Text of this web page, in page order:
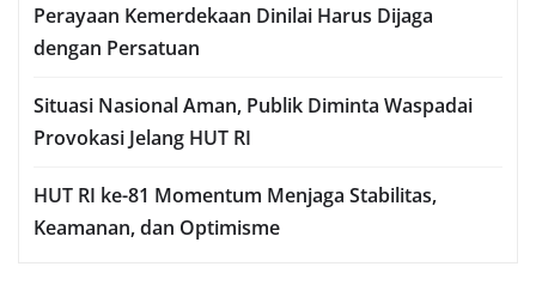
Perayaan Kemerdekaan Dinilai Harus Dijaga
dengan Persatuan
Situasi Nasional Aman, Publik Diminta Waspadai
Provokasi Jelang HUT RI
HUT RI ke-81 Momentum Menjaga Stabilitas,
Keamanan, dan Optimisme